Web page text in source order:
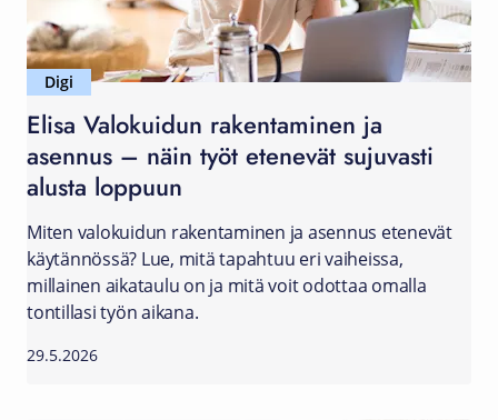
Digi
Elisa Valokuidun rakentaminen ja
asennus – näin työt etenevät sujuvasti
alusta loppuun
Miten valokuidun rakentaminen ja asennus etenevät
käytännössä? Lue, mitä tapahtuu eri vaiheissa,
millainen aikataulu on ja mitä voit odottaa omalla
tontillasi työn aikana.
29.5.2026